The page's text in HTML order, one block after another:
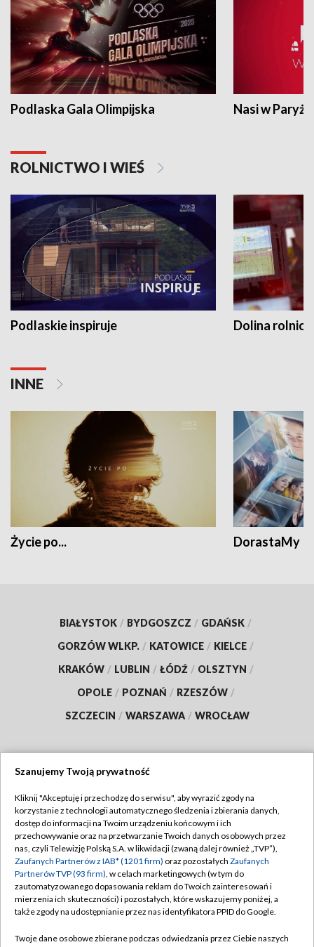
Podlaska Gala Olimpijska Nasi w Paryżu
ROLNICTWO I WIEŚ
Podlaskie inspiruje Dolina
INNE
Życie po... DorastaMy
BIAŁYSTOK / BYDGOSZCZ / GDAŃSK /
GORZÓW WLKP. / KATOWICE / KIELCE /
KRAKÓW / LUBLIN / ŁÓDŹ / OLSZTYN /
OPOLE / POZNAŃ / RZESZÓW /
SZCZECIN / WARSZAWA / WROCŁAW
TVP
Abonament TVP
Emisja w TVP
Centrum informacji TVP
Naziemna Telewizja Cyfrowa
Regulamin TVP
Polityka prywatności
Moje zgody
Pomoc
Szanujemy Twoją prywatność
Kliknij "Akceptuję i przechodzę do serwisu", aby wyrazić zgody na
korzystanie z technologii automatycznego śledzenia i zbierania danych,
dostęp do informacji na Twoim urządzeniu końcowym i ich
przechowywanie oraz na przetwarzanie Twoich danych osobowych przez
nas, czyli Telewizję Polską S.A. w likwidacji (zwaną dalej również „TVP”),
Zaufanych Partnerów z IAB* (1201 firm) oraz pozostałych Zaufanych
Partnerów TVP (93 firm), w celach marketingowych (w tym do
zautomatyzowanego dopasowania reklam do Twoich zainteresowań i
mierzenia ich skuteczności) i pozostałych, które wskazujemy poniżej, a
także zgody na udostępnianie przez nas identyfikatora PPID do Google.
Twoje dane osobowe zbierane podczas odwiedzania przez Ciebie naszych